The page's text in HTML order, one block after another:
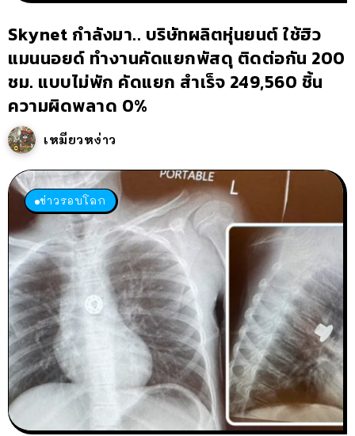
Skynet กำลังมา.. บริษัทผลิตหุ่นยนต์ ใช้ฮิว
แมนนอยด์ ทำงานคัดแยกพัสดุ ติดต่อกัน 200
ชม. แบบไม่พัก คัดแยก สำเร็จ 249,560 ชิ้น
ความผิดพลาด 0%
เหมียวหง่าว
ข่าวรอบโลก